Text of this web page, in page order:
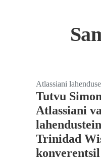
Atlassiani
Tutvu
Atlassiani
Trinidad
konverentsil